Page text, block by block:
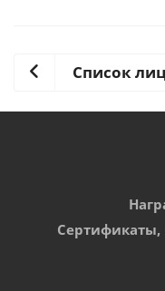
Список
Сертификаты,